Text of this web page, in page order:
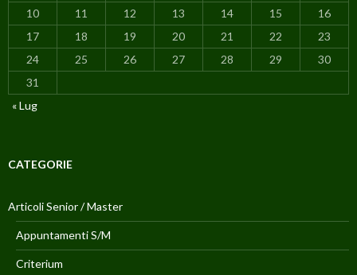
10
11 12 13 14 15
16
17
18 19 20 21 22
23
24
25 26 27 28 29
30
31
« Lug
CATEGORIE
Articoli Senior / Master
Appuntamenti S/M
Criterium